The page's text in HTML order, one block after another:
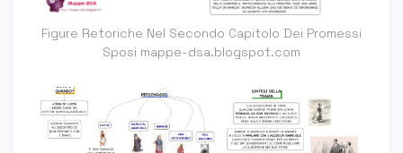
Figure Retoriche Nel Secondo Capitolo Dei Promessi
Sposi mappe-dsa.blogspot.com